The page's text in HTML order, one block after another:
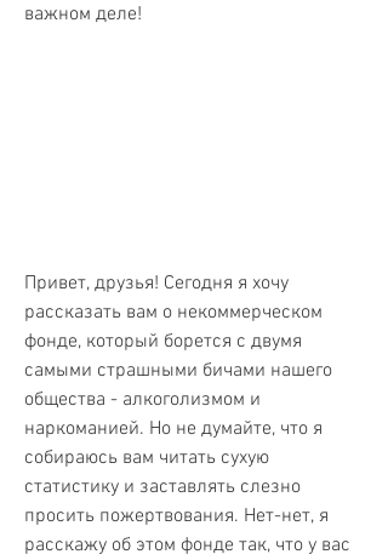
важном деле!
Привет, друзья! Сегодня я хочу
рассказать вам о некоммерческом
фонде, который борется с двумя
самыми страшными бичами нашего
общества - алкоголизмом и
наркоманией. Но не думайте, что я
собираюсь вам читать сухую
статистику и заставлять слезно
просить пожертвования. Нет-нет, я
расскажу об этом фонде так, что у вас